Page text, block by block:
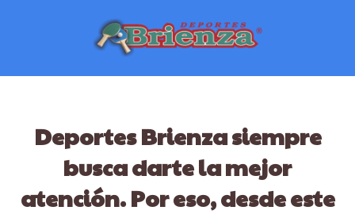
Deportes Brienza siempre
busca darte la mejor
atención. Por eso, desde este